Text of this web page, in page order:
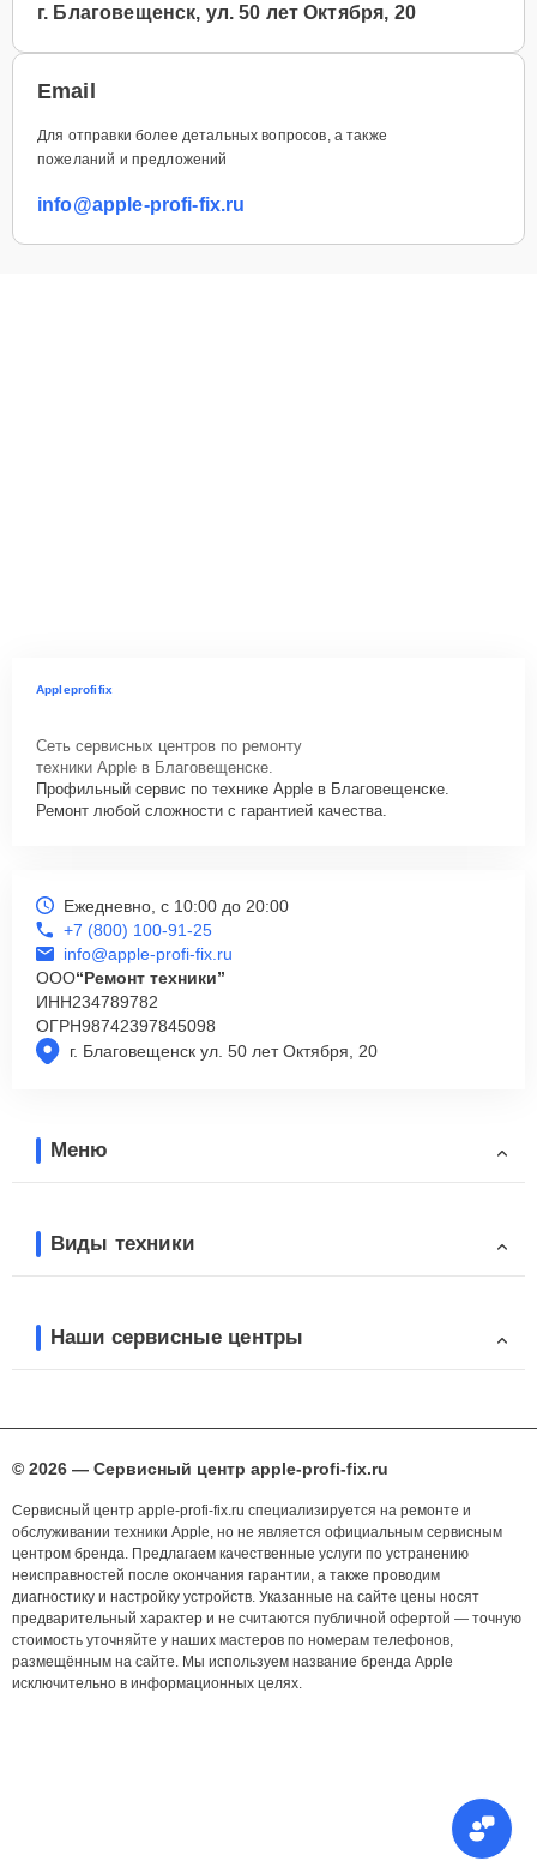
г. Благовещенск, ул. 50 лет Октября, 20
Email
Для отправки более детальных вопросов, а также
пожеланий и предложений
info@apple-profi-fix.ru
Appleprofifix
Сеть сервисных центров по ремонту
техники Apple в Благовещенске.
Профильный сервис по технике Apple в Благовещенске.
Ремонт любой сложности с гарантией качества.
г. Благовещенск ул. 50 лет Октября, 20
Ежедневно, с 10:00 до 20:00
+7 (800) 100-91-25
info@apple-profi-fix.ru
ООО“Ремонт техники”
ИНН234789782
ОГРН98742397845098
Меню
Виды техники
Наши сервисные центры
© 2026 — Сервисный центр apple-profi-fix.ru
Сервисный центр apple-profi-fix.ru специализируется на ремонте и
обслуживании техники Apple, но не является официальным сервисным
центром бренда. Предлагаем качественные услуги по устранению
неисправностей после окончания гарантии, а также проводим
диагностику и настройку устройств. Указанные на сайте цены носят
предварительный характер и не считаются публичной офертой — точную
стоимость уточняйте у наших мастеров по номерам телефонов,
размещённым на сайте. Мы используем название бренда Apple
исключительно в информационных целях.